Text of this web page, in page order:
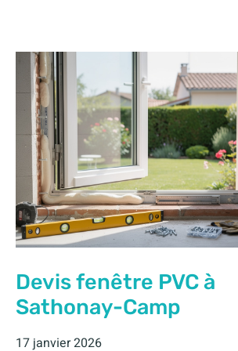
Devis fenêtre PVC à
Sathonay-Camp
17 janvier 2026